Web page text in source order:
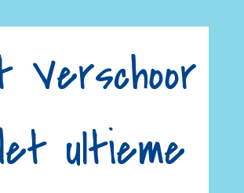
Verschoor
ultieme